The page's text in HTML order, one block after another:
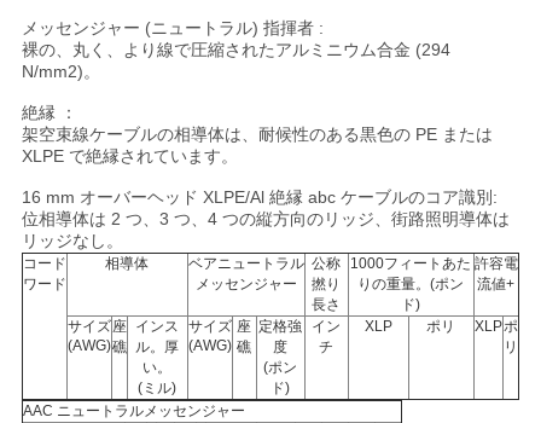
ュ
ー
ス
引
用
を
求
メッセンジャー (ニュートラル) 指揮者 :
裸の、丸く、より線で圧縮されたアルミニウム合金 (294
N/mm2)。
絶縁 ：
架空束線ケーブルの相導体は、耐候性のある黒色の PE または
XLPE で絶縁されています。
16 mm オーバーヘッド XLPE/Al 絶縁 abc ケーブルのコア識別:
位相導体は 2 つ、3 つ、4 つの縦方向のリッジ、街路照明導体は
リッジなし。
コード
ワード
相導体
ベアニュートラル
メッセンジャー
公称
撚り
長さ
1000フィートあた
りの重量。(ポン
ド)
許容電
流値+
サイズ
(AWG)
座
礁
インス
ル。厚
い。
(ミル)
サイズ
(AWG)
座
礁
定格強
度
(ポン
ド)
イン
チ
XLP ポリ XLPポ
リ
AAC ニュートラルメッセンジャー